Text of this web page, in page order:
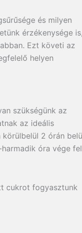
és milyen
érzékenysége is,
Ezt követi az
helyen
szükségünk az
az ideális
2 órán
óra vége
cukrot fogyasztunk